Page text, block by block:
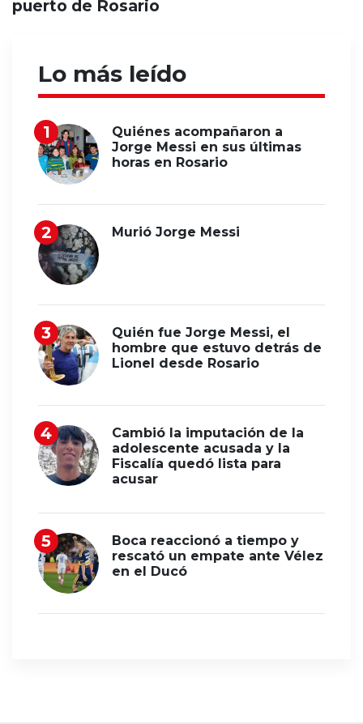
puerto de Rosario
Lo más leído
Quiénes acompañaron a
Jorge Messi en sus últimas
horas en Rosario
Murió Jorge Messi
Quién fue Jorge Messi, el
hombre que estuvo detrás de
Lionel desde Rosario
Cambió la imputación de la
adolescente acusada y la
Fiscalía quedó lista para
acusar
Boca reaccionó a tiempo y
rescató un empate ante Vélez
en el Ducó